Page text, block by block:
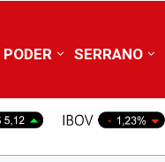
PODER SERRANO